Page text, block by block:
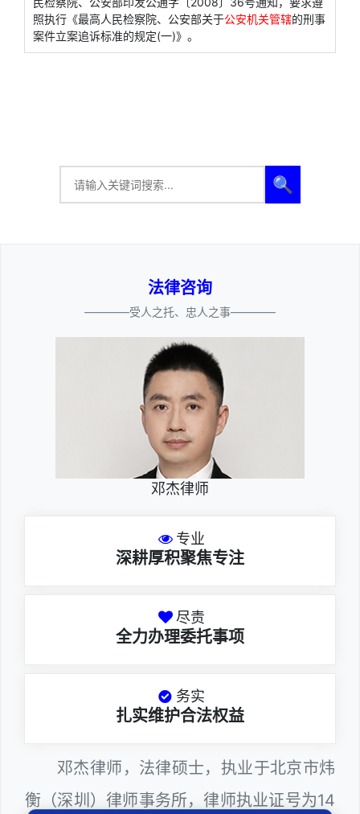
照执行《最高人民检察院、公安部关于公安机关管辖的刑事
案件立案追诉标准的规定(一)》。
🔍
法律咨询
————受人之托、忠人之事————
邓杰律师
专业
深耕厚积聚焦专注
尽责
全力办理委托事项
务实
扎实维护合法权益
邓杰律师，法律硕士，执业于北京市炜
衡（深圳）律师事务所，律师执业证号为14